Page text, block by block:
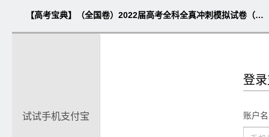
【高考宝典】（全国卷）2022届高考全科全真冲刺模拟试卷（纯Word版，含解析）
试试手机支付宝
登
账户